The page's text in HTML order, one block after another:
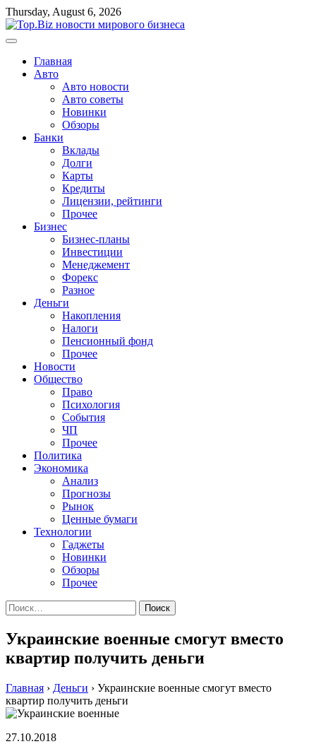
Перейти
к
содержимому
Thursday, August 6, 2026
Главная
Авто
Авто новости
Авто советы
Новинки
Обзоры
Банки
Вклады
Долги
Карты
Кредиты
Лицензии, рейтинги
Прочее
Бизнес
Бизнес-планы
Инвестиции
Менеджемент
Форекс
Разное
Деньги
Накопления
Налоги
Пенсионный фонд
Прочее
Новости
Общество
Право
Психология
События
ЧП
Прочее
Политика
Экономика
Анализ
Прогнозы
Рынок
Ценные бумаги
Технологии
Гаджеты
Новинки
Обзоры
Прочее
Найти:
Украинские военные смогут вместо
квартир получить деньги
Главная › Деньги › Украинские военные смогут вместо
квартир получить деньги
27.10.2018